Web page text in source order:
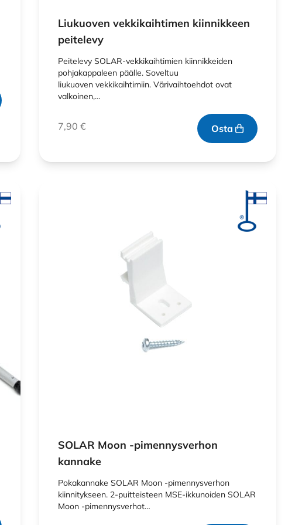
Liukuoven vekkikaihtimen kiinnikkeen
peitelevy
Peitelevy SOLAR-vekkikaihtimien kiinnikkeiden
pohjakappaleen päälle. Soveltuu
liukuoven vekkikaihtimiin. Värivaihtoehdot ovat
valkoinen,…
7,90 € Osta
SOLAR Moon -pimennysverhon
kannake
Pokakannake SOLAR Moon -pimennysverhon
kiinnitykseen. 2-puitteisteen MSE-ikkunoiden SOLAR
Moon -pimennysverhot…